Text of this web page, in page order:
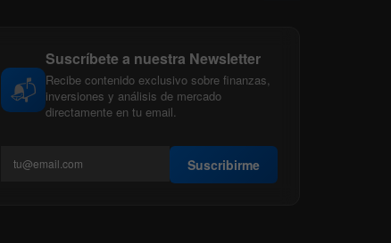
📬
Suscríbete a nuestra Newsletter
Recibe contenido exclusivo sobre finanzas,
inversiones y análisis de mercado
directamente en tu email.
Suscribirme